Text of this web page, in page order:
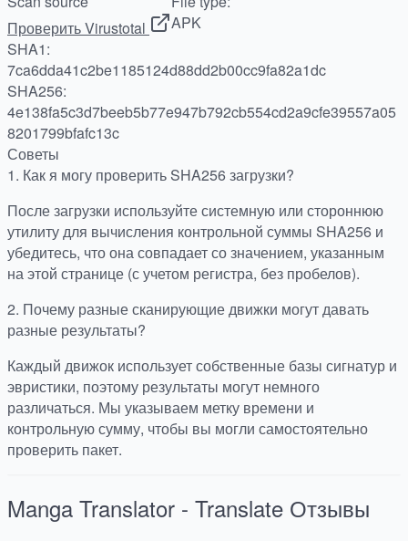
Проверить Virustotal
APK
SHA1:
7ca6dda41c2be1185124d88dd2b00cc9fa82a1dc
SHA256:
4e138fa5c3d7beeb5b77e947b792cb554cd2a9cfe39557a05
8201799bfafc13c
Советы
1. Как я могу проверить SHA256 загрузки?
После загрузки используйте системную или стороннюю
утилиту для вычисления контрольной суммы SHA256 и
убедитесь, что она совпадает со значением, указанным
на этой странице (с учетом регистра, без пробелов).
2. Почему разные сканирующие движки могут давать
разные результаты?
Каждый движок использует собственные базы сигнатур и
эвристики, поэтому результаты могут немного
различаться. Мы указываем метку времени и
контрольную сумму, чтобы вы могли самостоятельно
проверить пакет.
Manga Translator - Translate Отзывы